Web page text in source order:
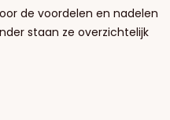
de voordelen en nadelen
staan ze overzichtelijk